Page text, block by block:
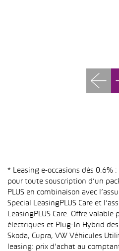
* Leasing e-occasions dès 0.6%
pour toute souscription d’un
PLUS en combinaison avec
Special LeasingPLUS Care et
LeasingPLUS Care. Offre valable
électriques et Plug-In Hybrid
Skoda, Cupra, VW Véhicules
leasing: prix d’achat au